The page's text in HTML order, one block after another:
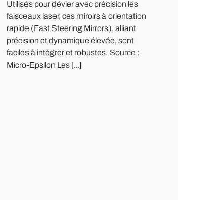
Utilisés pour dévier avec précision les
faisceaux laser, ces miroirs à orientation
rapide (Fast Steering Mirrors), alliant
précision et dynamique élevée, sont
faciles à intégrer et robustes. Source :
Micro-Epsilon Les [...]